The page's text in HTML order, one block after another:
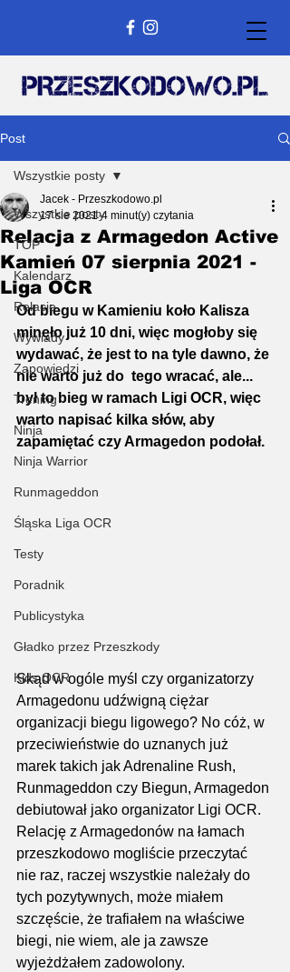
Post
Wszystkie posty
TOP
Kalendarz
Relacje
Wywiady
Zapowiedzi
Trening
Ninja
Ninja Warrior
Runmageddon
Śląska Liga OCR
Testy
Poradnik
Publicystyka
Gładko przez Przeszkody
Kids OCR
Wszystkie posty
Relacja z Armagedon Active
Kamień 07 sierpnia 2021 -
Liga OCR
Jacek - Przeszkodowo.pl
17 sie 2021 4 minut(y) czytania
Od biegu w Kamieniu koło Kalisza
minęło już 10 dni, więc mogłoby się
wydawać, że jest to na tyle dawno, że
nie warto już do  tego wracać, ale...
był to bieg w ramach Ligi OCR, więc
warto napisać kilka słów, aby
zapamiętać czy Armagedon podołał.
Skąd w ogóle myśl czy organizatorzy
Armagedonu udźwigną ciężar
organizacji biegu ligowego? No cóż, w
przeciwieństwie do uznanych już
marek takich jak Adrenaline Rush,
Runmageddon czy Biegun, Armagedon
debiutował jako organizator Ligi OCR.
Relację z Armagedonów na łamach
przeszkodowo mogliście przeczytać
nie raz, raczej wszystkie należały do
tych pozytywnych, może miałem
szczęście, że trafiałem na właściwe
biegi, nie wiem, ale ja zawsze
wyjeżdżałem zadowolony.